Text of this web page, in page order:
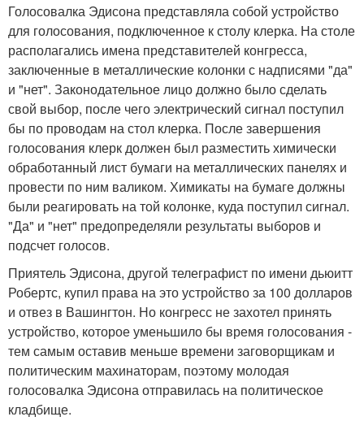
Голосовалка Эдисона представляла собой устройство
для голосования, подключенное к столу клерка. На столе
располагались имена представителей конгресса,
заключенные в металлические колонки с надписями "да"
и "нет". Законодательное лицо должно было сделать
свой выбор, после чего электрический сигнал поступил
бы по проводам на стол клерка. После завершения
голосования клерк должен был разместить химически
обработанный лист бумаги на металлических панелях и
провести по ним валиком. Химикаты на бумаге должны
были реагировать на той колонке, куда поступил сигнал.
"Да" и "нет" предопределяли результаты выборов и
подсчет голосов.
Приятель Эдисона, другой телеграфист по имени дьюитт
Робертс, купил права на это устройство за 100 долларов
и отвез в Вашингтон. Но конгресс не захотел принять
устройство, которое уменьшило бы время голосования -
тем самым оставив меньше времени заговорщикам и
политическим махинаторам, поэтому молодая
голосовалка Эдисона отправилась на политическое
кладбище.